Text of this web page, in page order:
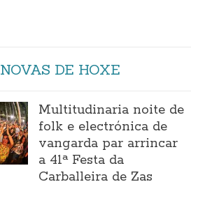
NOVAS DE HOXE
Multitudinaria noite de
folk e electrónica de
vangarda par arrincar
a 41ª Festa da
Carballeira de Zas